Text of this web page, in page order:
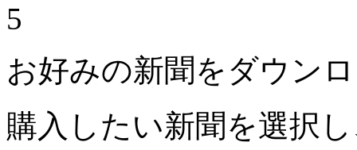
5
お好みの新聞をダウン
購入したい新聞を選択